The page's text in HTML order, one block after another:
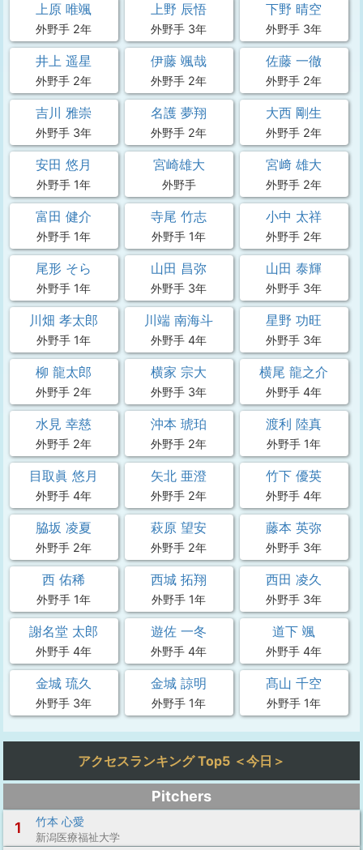
上原 唯颯
外野手 2年
上野 辰悟
外野手 3年
下野 晴空
外野手 3年
井上 遥星
外野手 2年
伊藤 颯哉
外野手 2年
佐藤 一徹
外野手 2年
吉川 雅崇
外野手 3年
名護 夢翔
外野手 2年
大西 剛生
外野手 2年
安田 悠月
外野手 1年
宮崎雄大
外野手
宮﨑 雄大
外野手 2年
富田 健介
外野手 1年
寺尾 竹志
外野手 1年
小中 太祥
外野手 2年
尾形 そら
外野手 1年
山田 昌弥
外野手 3年
山田 泰輝
外野手 3年
川畑 孝太郎
外野手 1年
川端 南海斗
外野手 4年
星野 功旺
外野手 3年
柳 龍太郎
外野手 2年
横家 宗大
外野手 3年
横尾 龍之介
外野手 4年
水見 幸慈
外野手 2年
沖本 琥珀
外野手 2年
渡利 陸真
外野手 1年
目取眞 悠月
外野手 4年
矢北 亜澄
外野手 2年
竹下 優英
外野手 4年
脇坂 凌夏
外野手 2年
萩原 望安
外野手 2年
藤本 英弥
外野手 3年
西 佑稀
外野手 1年
西城 拓翔
外野手 1年
西田 凌久
外野手 3年
謝名堂 太郎
外野手 4年
遊佐 一冬
外野手 4年
道下 颯
外野手 4年
金城 琉久
外野手 3年
金城 諒明
外野手 1年
髙山 千空
外野手 1年
アクセスランキング Top5 ＜今日＞
Pitchers
1
竹本 心愛
新潟医療福祉大学